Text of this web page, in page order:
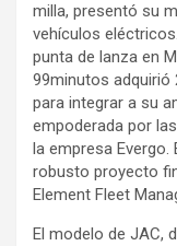
milla, presentó su
vehículos
punta de lanza en
99minutos adquirió
para integrar a su
empoderada por
la empresa
robusto proyecto
Element Fleet
El modelo de JAC,